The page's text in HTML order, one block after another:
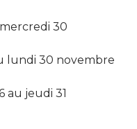
30
lundi 30 novembre
au jeudi 31